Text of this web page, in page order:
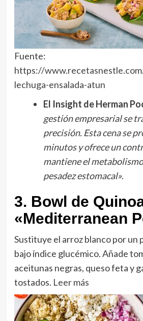
Fuente:
https://
lechuga-ensalada-atun
El Insight de Herman
gestión empresarial se
precisión. Esta cena se
minutos y ofrece un
mantiene el
pesadez estomacal».
3. Bowl de
«Mediterranean
Sustituye el arroz blanco por un
bajo índice glucémico. Añade
aceitunas negras, queso feta y
tostados. Leer más